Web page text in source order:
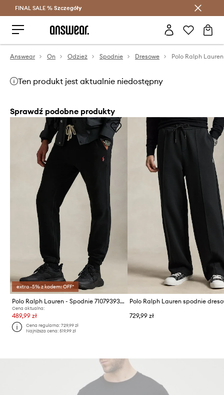
Oszczędzaj z Answear Club >
FINAL SALE % Szczegóły
Answear On Odzież Spodnie Dresowe
Ten produkt jest aktualnie niedostępny
Sprawdź podobne produkty
extra -5% z kodem: OFF*
Polo Ralph Lauren - Spodnie 710793939001
Cena aktualna:
489,99 zł
Cena regularna:729,99 zł
Najniższa cena:519,99 zł
729,99 zł